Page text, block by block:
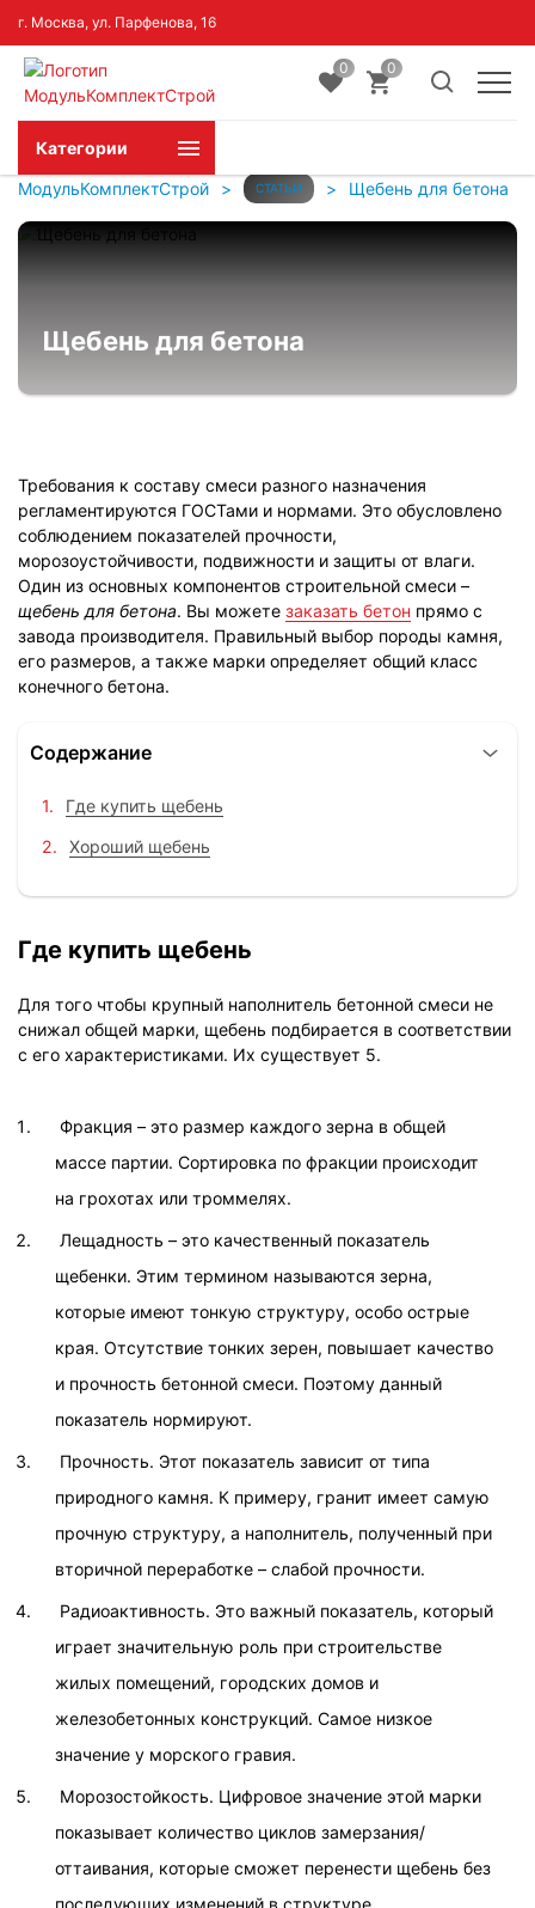
г. Москва, ул. Парфенова, 16
0 0
Категории
МодульКомплектСтрой
> СТАТЬИ > Щебень для бетона
Щебень для бетона
Требования к составу смеси разного назначения
регламентируются ГОСТами и нормами. Это обусловлено
соблюдением показателей прочности,
морозоустойчивости, подвижности и защиты от влаги.
Один из основных компонентов строительной смеси –
щебень для бетона. Вы можете заказать бетон прямо с
завода производителя. Правильный выбор породы камня,
его размеров, а также марки определяет общий класс
конечного бетона.
Содержание
Где купить щебень
Хороший щебень
Где купить щебень
Для того чтобы крупный наполнитель бетонной смеси не
снижал общей марки, щебень подбирается в соответствии
с его характеристиками. Их существует 5.
Фракция – это размер каждого зерна в общей
массе партии. Сортировка по фракции происходит
на грохотах или троммелях.
Лещадность – это качественный показатель
щебенки. Этим термином называются зерна,
которые имеют тонкую структуру, особо острые
края. Отсутствие тонких зерен, повышает качество
и прочность бетонной смеси. Поэтому данный
показатель нормируют.
Прочность. Этот показатель зависит от типа
природного камня. К примеру, гранит имеет самую
прочную структуру, а наполнитель, полученный при
вторичной переработке – слабой прочности.
Радиоактивность. Это важный показатель, который
играет значительную роль при строительстве
жилых помещений, городских домов и
железобетонных конструкций. Самое низкое
значение у морского гравия.
Морозостойкость. Цифровое значение этой марки
показывает количество циклов замерзания/
оттаивания, которые сможет перенести щебень без
последующих изменений в структуре.